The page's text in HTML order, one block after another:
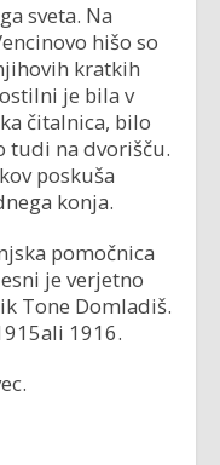
sveta. Na
hišo so
kratkih
je bila v
čitalnica, bilo
tudi na dvorišču.
poskuša
konja.
pomočnica
je verjetno
Tone Domladiš.
1916.